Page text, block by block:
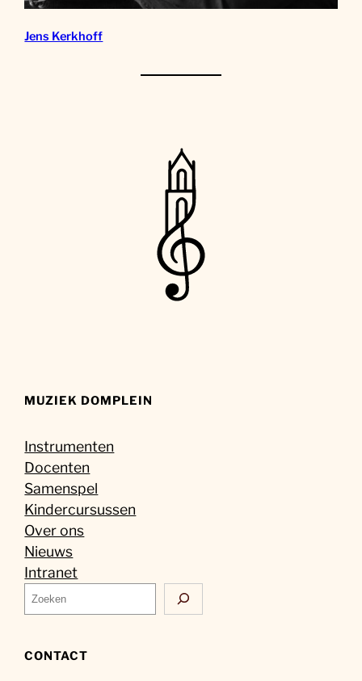
Jens Kerkhoff
MUZIEK DOMPLEIN
Instrumenten
Docenten
Samenspel
Kindercursussen
Over ons
Nieuws
Intranet
Z
o
k
CONTACT